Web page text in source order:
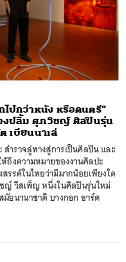
ไปกว่าหนัง หรือดนตรี”
งปลื้ม ศุภวิชญ์ ศิลปินรุ่น
เบียนนาเล่
ำรวจลู่ทางสู่การเป็นศิลปิน และ
ถึงความหมายของงานศิลปะ
รรค์ในไทยว่ามีมากน้อยเพียงใด
ญ์ วีสเพ็ญ หนึ่งในศิลปินรุ่นใหม่
ยนานาชาติ บางกอก อาร์ต